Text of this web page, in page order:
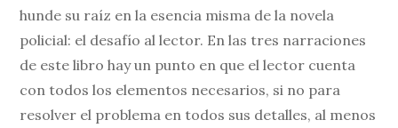
hunde su raíz en la esencia misma de la novela
policial: el desafío al lector. En las tres narraciones
de este libro hay un punto en que el lector cuenta
con todos los elementos necesarios, si no para
resolver el problema en todos sus detalles, al menos